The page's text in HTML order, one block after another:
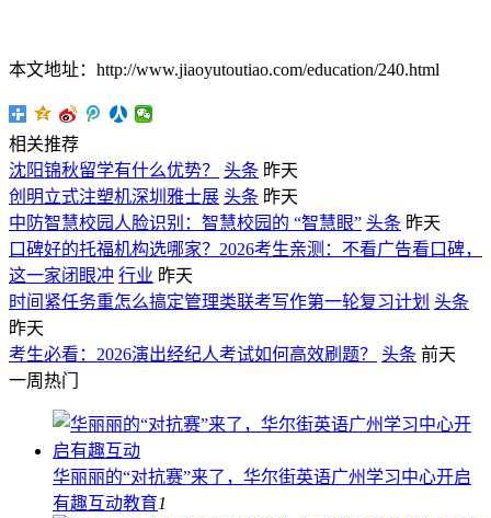
本文地址：http://www.jiaoyutoutiao.com/education/240.html
相关推荐
沈阳锦秋留学有什么优势？
头条 昨天
创明立式注塑机深圳雅士展 头条 昨天
中防智慧校园人脸识别：智慧校园的 “智慧眼” 头条 昨天
口碑好的托福机构选哪家？2026考生亲测：不看广告看口碑，
这一家闭眼冲 行业 昨天
时间紧任务重怎么搞定管理类联考写作第一轮复习计划 头条
昨天
考生必看：2026演出经纪人考试如何高效刷题？
头条 前天
一周热门
华丽丽的“对抗赛”来了，华尔街英语广州学习中心开启
有趣互动教育1